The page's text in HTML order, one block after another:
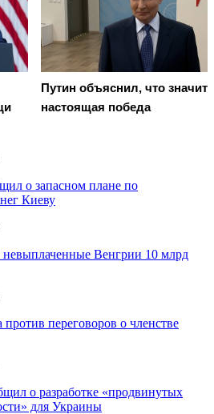
Путин объяснил, что значит
настоящая победа
о запасном плане по
Киеву
невыплаченные Венгрии 10 млрд
переговоров о членстве
о разработке «продвинутых
для Украины